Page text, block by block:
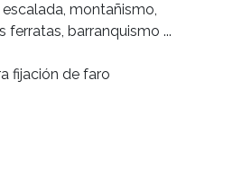
montañismo,
ferratas, barranquismo ...
fijación de faro